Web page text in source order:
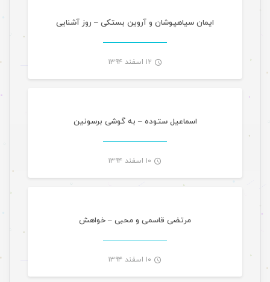
ایمان سیاهپوشان و آروین بستکی – روز آشنایی
۱۲ اسفند ۱۳۹۴ موسیقی تازه های هرمزگانی
اسماعیل ستوده – به گوشی برسونین
۱۰ اسفند ۱۳۹۴ موسیقی تازه های هرمزگانی
مرتضی قاسمی و محبی – خواهش
۱۰ اسفند ۱۳۹۴ موسیقی تازه های هرمزگانی